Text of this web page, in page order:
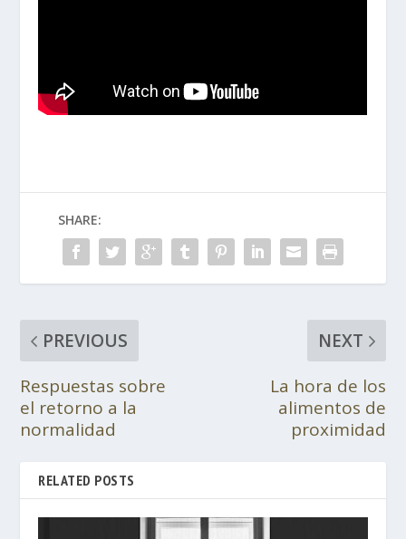
SHARE:
PREVIOUS
Respuestas sobre
el retorno a la
normalidad
NEXT
La hora de los
alimentos de
proximidad
RELATED POSTS